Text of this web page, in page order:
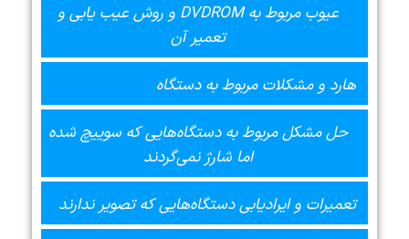
عیوب مربوط به DVDROM و روش عیب یابی و
تعمیر آن
هارد و مشکلات مربوط به دستگاه
حل مشکل مربوط به دستگاه‌هایی که سوییچ شده
اما شارژ نمی‌گردند
تعمیرات و ایرادیابی دستگاه‌هایی که تصویر ندارند